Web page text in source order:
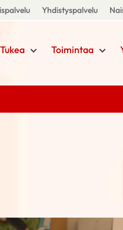
Yhdistyspalvelu
Tukea Toimintaa